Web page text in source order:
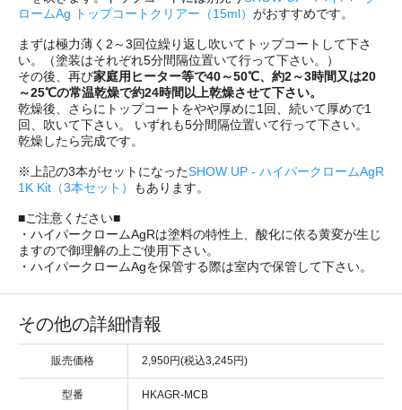
ロームAg トップコートクリアー（15ml） がおすすめです。
まずは極力薄く2～3回位繰り返し吹いてトップコートして下さ
い。（塗装はそれぞれ5分間隔位置いて行って下さい。）
その後、再び家庭用ヒーター等で40～50℃、約2～3時間又は20
～25℃の常温乾燥で約24時間以上乾燥させて下さい。
乾燥後、さらにトップコートをやや厚めに1回、続いて厚めで1
回、吹いて下さい。 いずれも5分間隔位置いて行って下さい。
乾燥したら完成です。
※上記の3本がセットになったSHOW UP - ハイパークロームAgR
1K Kit（3本セット）
もあります。
■ご注意ください■
・ハイパークロームAgRは塗料の特性上、酸化に依る黄変が生じ
ますので御理解の上ご使用下さい。
・ハイパークロームAgを保管する際は室内で保管して下さい。
その他の詳細情報
販売価格 2,950円(税込3,245円)
型番 HKAGR-MCB